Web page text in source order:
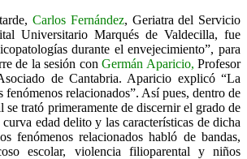
Carlos Fernández, Geriatra del Servicio
Universitario Marqués de Valdecilla, fue
durante el envejecimiento”, para
de la sesión con Germán Aparicio, Profesor
de Cantabria. Aparicio explicó “La
relacionados”. Así pues, dentro de
trató primeramente de discernir el grado de
edad delito y las características de dicha
fenómenos relacionados habló de bandas,
escolar, violencia filioparental y niños